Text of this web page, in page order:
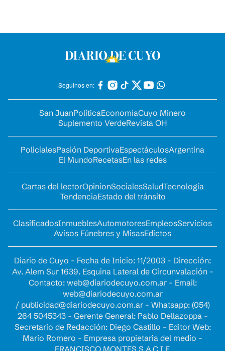
Seguinos en:
San JuanPolíticaEconomíaCuyo Minero
Suplemento VerdeRevista OH
PolicialesPasión DeportivaEspectáculosArgentina
El MundoRecetasEn las redes
Cartas del lectorOpinionSocialesSaludTecnología
TendenciaEstado del tránsito
ClasificadosInmueblesAutomotoresEmpleosServicios
Avisos Fúnebres y MisasEdictos
Diario de Cuyo - Fecha de Inicio: 11/2003 - Dirección:
Av. Alem Sur 1639. Esquina Lateral de Circunvalación -
Contacto: web@diariodecuyo.com.ar- Email:
web@diariodecuyo.com.ar
/ publicidad@diariodecuyo.com.ar- Whatsapp: (054)
264 5045343 - Gerente General: Pablo Dellazoppa -
Secretario de Redacción: Diego Castillo - Editor Web:
Mario Romero - Empresa propietaria del medio -
FRANCISCO MONTES S.A.C.I.F.